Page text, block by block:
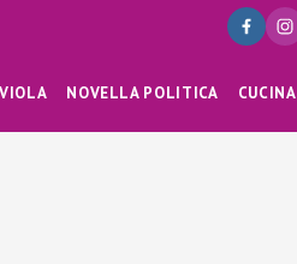
NOVELLA POLITICA CUCINA